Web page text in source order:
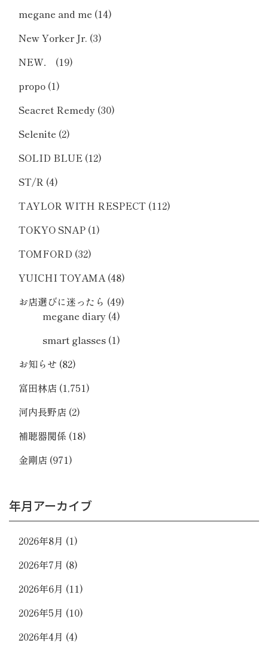
megane and me (14)
New Yorker Jr. (3)
NEW．
(19)
propo (1)
Seacret Remedy (30)
Selenite (2)
SOLID BLUE (12)
ST/R (4)
TAYLOR WITH RESPECT (112)
TOKYO SNAP (1)
TOMFORD (32)
YUICHI TOYAMA(48)
お店選びに迷ったら (49)
megane diary (4)
smart glasses (1)
お知らせ (82)
富田林店 (1,751)
河内長野店 (2)
補聴器関係 (18)
金剛店 (971)
年月アーカイブ
2026年8月 (1)
2026年7月 (8)
2026年6月 (11)
2026年5月 (10)
2026年4月 (4)